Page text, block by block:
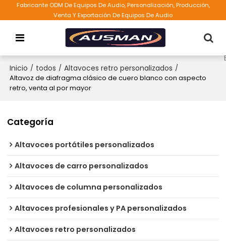
Fabricante ODM De Equipos De Audio, Personalización, Producción,
Venta Y Exportación De Equipos De Audio
Inicio / todos / Altavoces retro personalizados /
Altavoz de diafragma clásico de cuero blanco con aspecto
retro, venta al por mayor
Categoría
Altavoces portátiles personalizados
Altavoces de carro personalizados
Altavoces de columna personalizados
Altavoces profesionales y PA personalizados
Altavoces retro personalizados